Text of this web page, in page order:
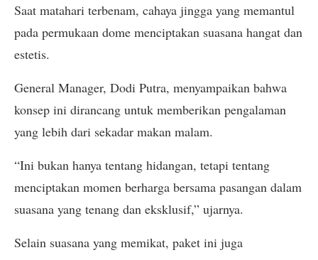
Saat matahari terbenam, cahaya jingga yang memantul
pada permukaan dome menciptakan suasana hangat dan
estetis.
General Manager, Dodi Putra, menyampaikan bahwa
konsep ini dirancang untuk memberikan pengalaman
yang lebih dari sekadar makan malam.
“Ini bukan hanya tentang hidangan, tetapi tentang
menciptakan momen berharga bersama pasangan dalam
suasana yang tenang dan eksklusif,” ujarnya.
Selain suasana yang memikat, paket ini juga